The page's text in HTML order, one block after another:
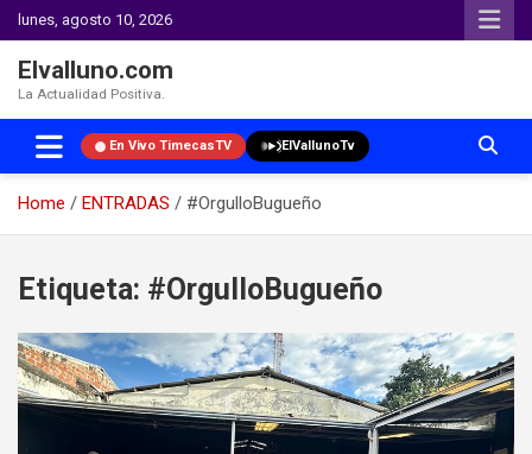
lunes, agosto 10, 2026
Elvalluno.com
La Actualidad Positiva.
En Vivo TimecasTV ElVallunoTv
Home ENTRADAS
#OrgulloBugueño
content
Etiqueta: #OrgulloBugueño